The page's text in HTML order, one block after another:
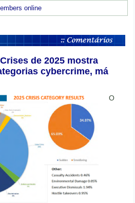
online
de 2025 mostra
cybercrime, má
O